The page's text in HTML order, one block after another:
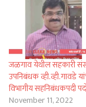
जळगाव येथील सहकारी
उपनिबंधक व्ही.व्ही.गावडे
विभागीय सहनिबंधकपदी
November 11, 2022